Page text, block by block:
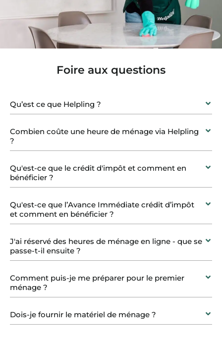
Foire aux questions
Qu’est ce que Helpling ?
Combien coûte une heure de ménage via Helpling
?
Qu'est-ce que le crédit d'impôt et comment en
bénéficier ?
Qu'est-ce que l’Avance Immédiate crédit d’impôt
et comment en bénéficier ?
J'ai réservé des heures de ménage en ligne - que se
passe-t-il ensuite ?
Comment puis-je me préparer pour le premier
ménage ?
Dois-je fournir le matériel de ménage ?